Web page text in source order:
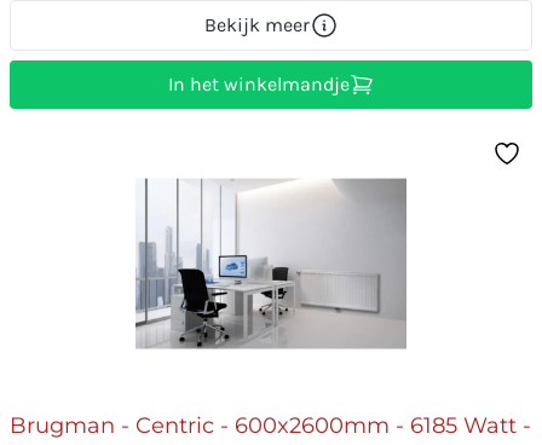
Bekijk meer
In het winkelmandje
Brugman - Centric - 600x2600mm - 6185 Watt -